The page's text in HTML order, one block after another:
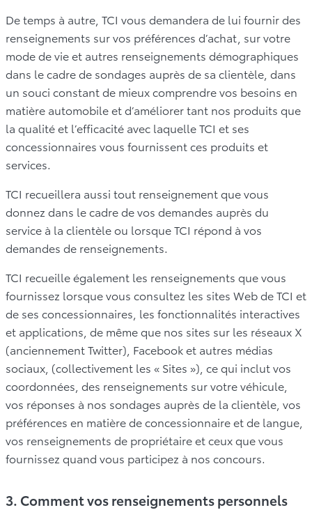
De temps à autre, TCI vous demandera de lui fournir des
renseignements sur vos préférences d’achat, sur votre
mode de vie et autres renseignements démographiques
dans le cadre de sondages auprès de sa clientèle, dans
un souci constant de mieux comprendre vos besoins en
matière automobile et d’améliorer tant nos produits que
la qualité et l’efficacité avec laquelle TCI et ses
concessionnaires vous fournissent ces produits et
services.
TCI recueillera aussi tout renseignement que vous
donnez dans le cadre de vos demandes auprès du
service à la clientèle ou lorsque TCI répond à vos
demandes de renseignements.
TCI recueille également les renseignements que vous
fournissez lorsque vous consultez les sites Web de TCI et
de ses concessionnaires, les fonctionnalités interactives
et applications, de même que nos sites sur les réseaux X
(anciennement Twitter), Facebook et autres médias
sociaux, (collectivement les « Sites »), ce qui inclut vos
coordonnées, des renseignements sur votre véhicule,
vos réponses à nos sondages auprès de la clientèle, vos
préférences en matière de concessionnaire et de langue,
vos renseignements de propriétaire et ceux que vous
fournissez quand vous participez à nos concours.
3. Comment vos renseignements personnels